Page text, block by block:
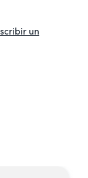
un